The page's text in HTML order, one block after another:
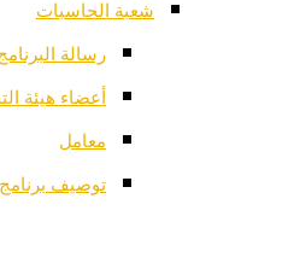
شعبة الحاسبات
رسالة
أعضاء هيئة
معامل
توصيف